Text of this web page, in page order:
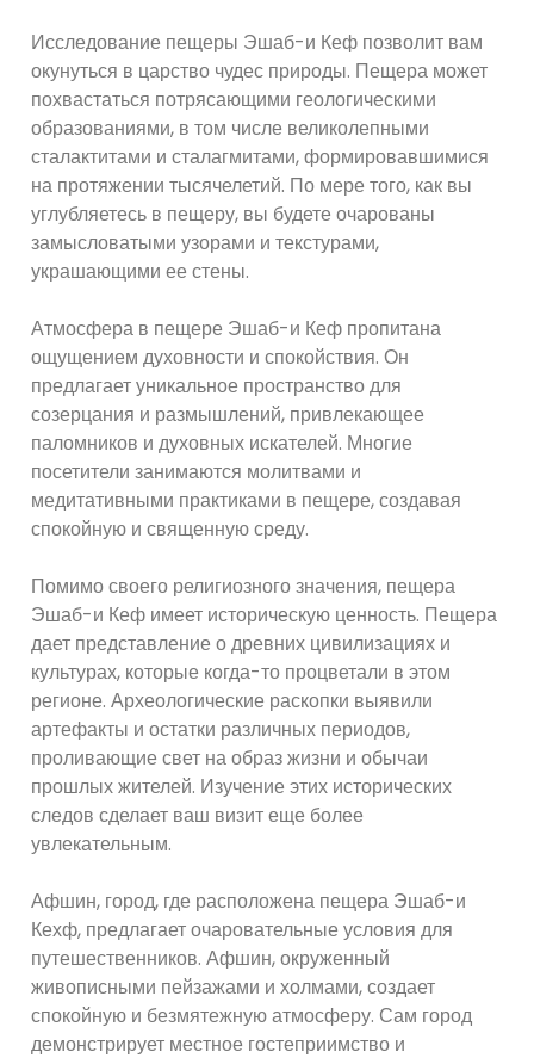
Исследование пещеры Эшаб-и Кеф позволит вам
окунуться в царство чудес природы. Пещера может
похвастаться потрясающими геологическими
образованиями, в том числе великолепными
сталактитами и сталагмитами, формировавшимися
на протяжении тысячелетий. По мере того, как вы
углубляетесь в пещеру, вы будете очарованы
замысловатыми узорами и текстурами,
украшающими ее стены.
Атмосфера в пещере Эшаб-и Кеф пропитана
ощущением духовности и спокойствия. Он
предлагает уникальное пространство для
созерцания и размышлений, привлекающее
паломников и духовных искателей. Многие
посетители занимаются молитвами и
медитативными практиками в пещере, создавая
спокойную и священную среду.
Помимо своего религиозного значения, пещера
Эшаб-и Кеф имеет историческую ценность. Пещера
дает представление о древних цивилизациях и
культурах, которые когда-то процветали в этом
регионе. Археологические раскопки выявили
артефакты и остатки различных периодов,
проливающие свет на образ жизни и обычаи
прошлых жителей. Изучение этих исторических
следов сделает ваш визит еще более
увлекательным.
Афшин, город, где расположена пещера Эшаб-и
Кехф, предлагает очаровательные условия для
путешественников. Афшин, окруженный
живописными пейзажами и холмами, создает
спокойную и безмятежную атмосферу. Сам город
демонстрирует местное гостеприимство и